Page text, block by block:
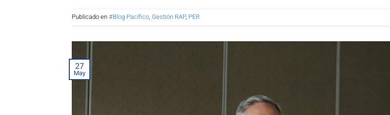
Publicado en #Blog Pacífico, Gestión RAP, PER
27
May